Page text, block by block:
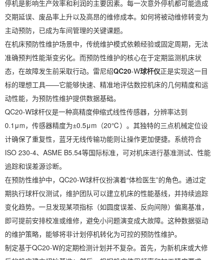
停机是影响生产效率和利润的主要因素。每一次意外停机都可能造成
交期延误、废品率上升以及高昂的维修成本。如何将被动维修转变为
主动预防，已成为车间管理的关键课题。
在机床预防性维护场景中，传统维护模式依赖经验或固定周期，无法
准确预判性能渐变劣化。而预防性维护的核心在于定期监测机床状
态，在故障发生前采取行动。雷尼绍QC20-W球杆仪正是实现这一目
标的理想工具——它能够快速、精准地评估数控机床的几何精度和运
动性能，为预防性维护提供数据基础。
QC20-W球杆仪是一种高精度伸缩式线性传感器，分辨率达到
0.1μm，传感器精度为±0.5μm（20℃）。其独特的三点机械定位设
计确保了重复性，蓝牙无线传输功能则让操作更加便捷。系统符合
ISO 230-4、ASME B5.54等国际标准，可对机床进行基准测试、性能
追踪和误差源诊断。
在预防性维护中，QC20-W球杆仪扮演着“体检医生”的角色。通过定
期执行球杆仪测试，维护团队可以建立机床的性能基线，并持续追踪
变化趋势。一旦发现某项指标（如圆度误差、反向间隙）偏离基准，
即可提前安排校准或维修，避免小问题演变成大故障。这种数据驱动
的维护策略，能够将非计划停机转化为可控的预防性维护。
制定基于QC20-W的定期检测计划并不复杂。首先，为新机床或大修